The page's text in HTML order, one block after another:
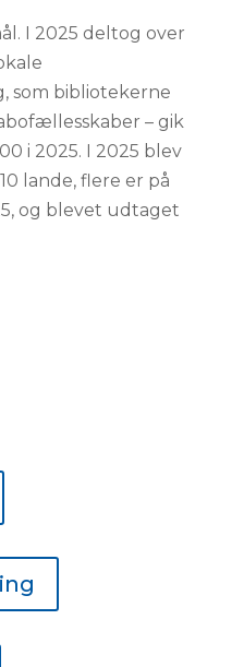
I 2025 deltog over
som bibliotekerne
– gik
i 2025. I 2025 blev
lande, flere er på
og blevet udtaget